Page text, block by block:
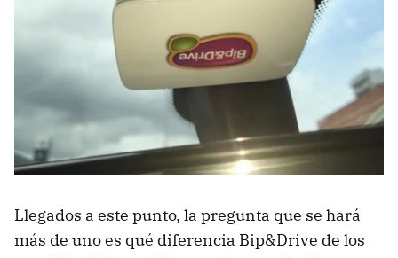
Llegados a este punto, la pregunta que se hará
más de uno es qué diferencia Bip&Drive de los